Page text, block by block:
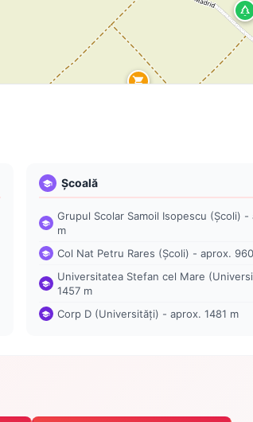
Școală
Grupul Scolar Samoil Isopescu (Școli) -
m
Col Nat Petru Rares (Școli) - aprox.
Universitatea Stefan cel Mare
1457 m
Corp D (Universități) - aprox. 1481 m